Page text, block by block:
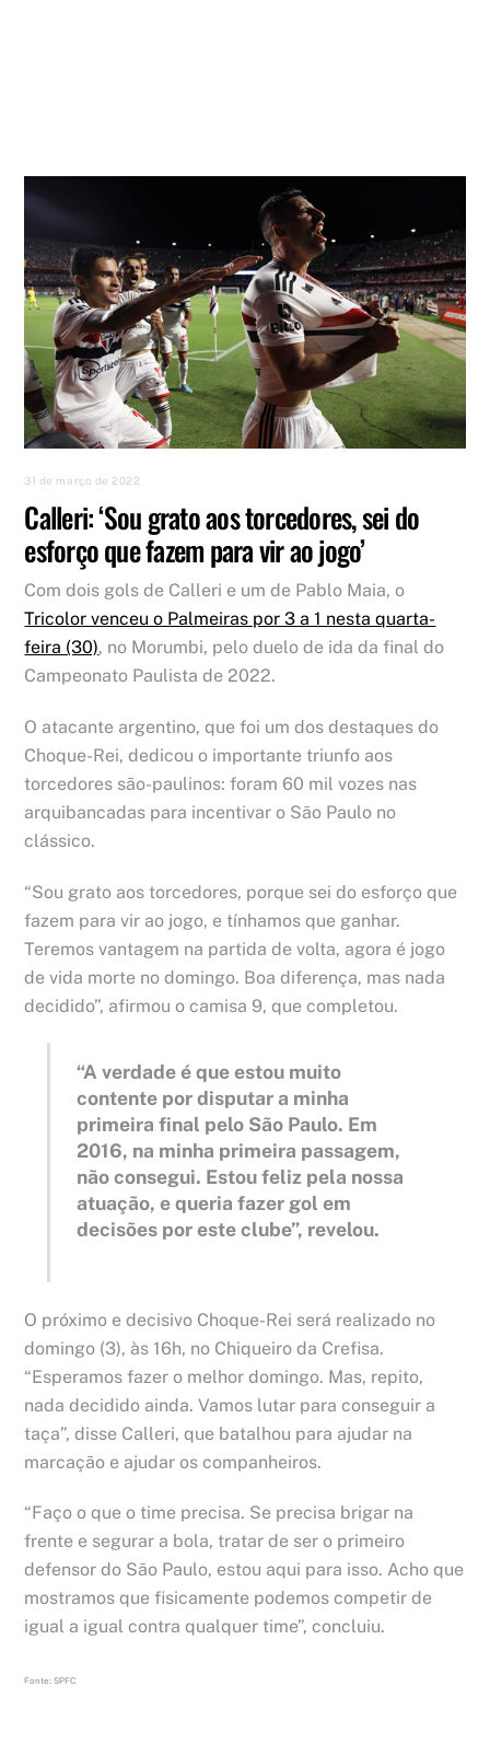
31 de março de 2022
Calleri: ‘Sou grato aos torcedores, sei do
esforço que fazem para vir ao jogo’
Com dois gols de Calleri e um de Pablo Maia, o
Tricolor venceu o Palmeiras por 3 a 1 nesta quarta-
feira (30), no Morumbi, pelo duelo de ida da final do
Campeonato Paulista de 2022.
O atacante argentino, que foi um dos destaques do
Choque-Rei, dedicou o importante triunfo aos
torcedores são-paulinos: foram 60 mil vozes nas
arquibancadas para incentivar o São Paulo no
clássico.
“Sou grato aos torcedores, porque sei do esforço que
fazem para vir ao jogo, e tínhamos que ganhar.
Teremos vantagem na partida de volta, agora é jogo
de vida morte no domingo. Boa diferença, mas nada
decidido”, afirmou o camisa 9, que completou.
“A verdade é que estou muito
contente por disputar a minha
primeira final pelo São Paulo. Em
2016, na minha primeira passagem,
não consegui. Estou feliz pela nossa
atuação, e queria fazer gol em
decisões por este clube”, revelou.
O próximo e decisivo Choque-Rei será realizado no
domingo (3), às 16h, no Chiqueiro da Crefisa.
“Esperamos fazer o melhor domingo. Mas, repito,
nada decidido ainda. Vamos lutar para conseguir a
taça”, disse Calleri, que batalhou para ajudar na
marcação e ajudar os companheiros.
“Faço o que o time precisa. Se precisa brigar na
frente e segurar a bola, tratar de ser o primeiro
defensor do São Paulo, estou aqui para isso. Acho que
mostramos que fisicamente podemos competir de
igual a igual contra qualquer time”, concluiu.
Fonte: SPFC